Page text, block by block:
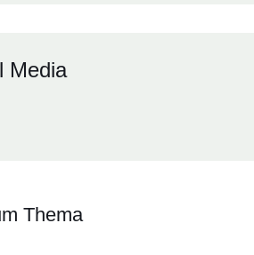
Media
Fenster
einem neuen Fenster
Thema